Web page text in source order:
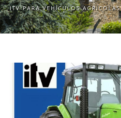
ITV PARA VEHÍCULOS AGRÍCOLAS